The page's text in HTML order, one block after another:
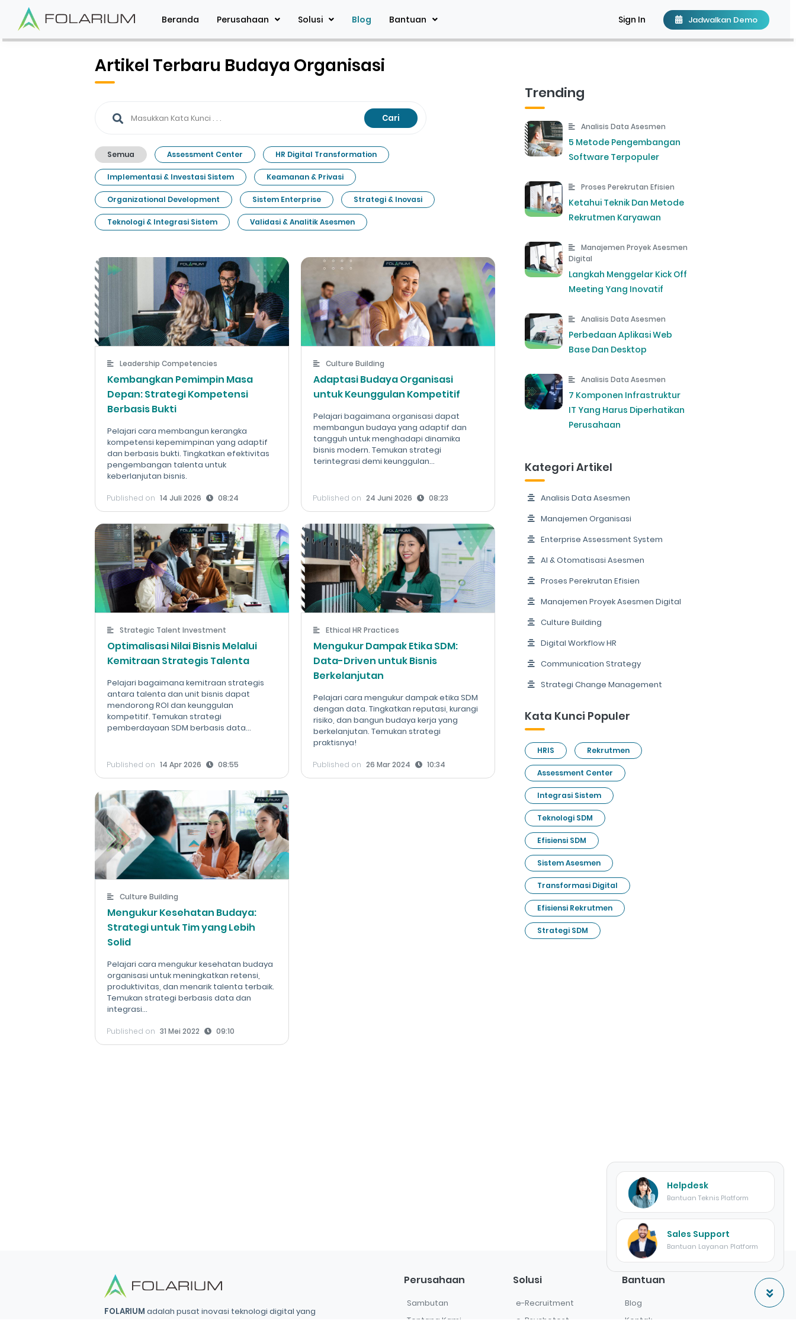
Beranda Perusahaan Solusi Blog Bantuan Sign In Jadwalkan Demo
Artikel Terbaru Budaya Organisasi
Cari
Semua Assessment Center HR Digital Transformation
Implementasi & Investasi Sistem Keamanan & Privasi
Organizational Development Sistem Enterprise Strategi & Inovasi
Teknologi & Integrasi Sistem Validasi & Analitik Asesmen
Leadership Competencies
Kembangkan Pemimpin Masa
Depan: Strategi Kompetensi
Berbasis Bukti
Pelajari cara membangun kerangka
kompetensi kepemimpinan yang adaptif
dan berbasis bukti. Tingkatkan efektivitas
pengembangan talenta untuk
keberlanjutan bisnis.
Published on 14 Juli 2026 08:24
Culture Building
Adaptasi Budaya Organisasi
untuk Keunggulan Kompetitif
Pelajari bagaimana organisasi dapat
membangun budaya yang adaptif dan
tangguh untuk menghadapi dinamika
bisnis modern. Temukan strategi
terintegrasi demi keunggulan...
Published on 24 Juni 2026 08:23
Strategic Talent Investment
Optimalisasi Nilai Bisnis Melalui
Kemitraan Strategis Talenta
Pelajari bagaimana kemitraan strategis
antara talenta dan unit bisnis dapat
mendorong ROI dan keunggulan
kompetitif. Temukan strategi
pemberdayaan SDM berbasis data...
Published on 14 Apr 2026 08:55
Ethical HR Practices
Mengukur Dampak Etika SDM:
Data-Driven untuk Bisnis
Berkelanjutan
Pelajari cara mengukur dampak etika SDM
dengan data. Tingkatkan reputasi, kurangi
risiko, dan bangun budaya kerja yang
berkelanjutan. Temukan strategi
praktisnya!
Published on 26 Mar 2024 10:34
Culture Building
Mengukur Kesehatan Budaya:
Strategi untuk Tim yang Lebih
Solid
Pelajari cara mengukur kesehatan budaya
organisasi untuk meningkatkan retensi,
produktivitas, dan menarik talenta terbaik.
Temukan strategi berbasis data dan
integrasi...
Published on 31 Mei 2022 09:10
Trending
Analisis Data Asesmen
5 Metode Pengembangan
Software Terpopuler
Proses Perekrutan Efisien
Ketahui Teknik Dan Metode
Rekrutmen Karyawan
Manajemen Proyek Asesmen
Digital
Langkah Menggelar Kick Off
Meeting Yang Inovatif
Analisis Data Asesmen
Perbedaan Aplikasi Web
Base Dan Desktop
Analisis Data Asesmen
7 Komponen Infrastruktur
IT Yang Harus Diperhatikan
Perusahaan
Kategori Artikel
Analisis Data Asesmen
Manajemen Organisasi
Enterprise Assessment System
AI & Otomatisasi Asesmen
Proses Perekrutan Efisien
Manajemen Proyek Asesmen Digital
Culture Building
Digital Workflow HR
Communication Strategy
Strategi Change Management
Kata Kunci Populer
HRIS Rekrutmen
Assessment Center
Integrasi Sistem
Teknologi SDM
Efisiensi SDM
Sistem Asesmen
Transformasi Digital
Efisiensi Rekrutmen
Strategi SDM
FOLARIUM adalah pusat inovasi teknologi digital yang
Perusahaan
Sambutan
Tentang Kami
Solusi
e-Recruitment
e-Psychotest
Bantuan
Blog
Kontak
Helpdesk
Bantuan Teknis Platform
Sales Support
Bantuan Layanan Platform